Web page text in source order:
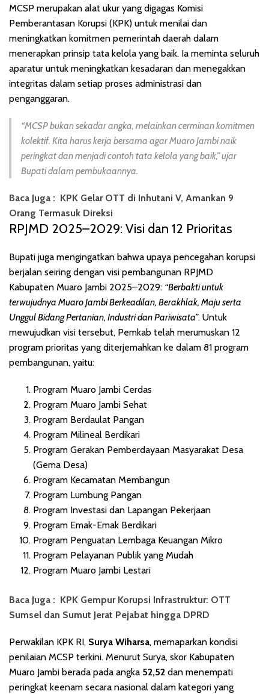
MCSP merupakan alat ukur yang digagas Komisi
Pemberantasan Korupsi (KPK) untuk menilai dan
meningkatkan komitmen pemerintah daerah dalam
menerapkan prinsip tata kelola yang baik. Ia meminta seluruh
aparatur untuk meningkatkan kesadaran dan menegakkan
integritas dalam setiap proses administrasi dan
penganggaran.
“MCSP bukan sekadar angka, melainkan cerminan komitmen
kolektif. Kita harus kerja bersama agar Muaro Jambi naik
peringkat dan menjadi contoh tata kelola yang baik,” ujar
Bupati dalam pembukaannya.
Baca Juga : KPK Gelar OTT di Inhutani V, Amankan 9
Orang Termasuk Direksi
RPJMD 2025–2029: Visi dan 12 Prioritas
Bupati juga mengingatkan bahwa upaya pencegahan korupsi
berjalan seiring dengan visi pembangunan RPJMD
Kabupaten Muaro Jambi 2025–2029: “Berbakti untuk
terwujudnya Muaro Jambi Berkeadilan, Berakhlak, Maju serta
Unggul Bidang Pertanian, Industri dan Pariwisata”. Untuk
mewujudkan visi tersebut, Pemkab telah merumuskan 12
program prioritas yang diterjemahkan ke dalam 81 program
pembangunan, yaitu:
Program Muaro Jambi Cerdas
Program Muaro Jambi Sehat
Program Berdaulat Pangan
Program Milineal Berdikari
Program Gerakan Pemberdayaan Masyarakat Desa
(Gema Desa)
Program Kecamatan Membangun
Program Lumbung Pangan
Program Investasi dan Lapangan Pekerjaan
Program Emak-Emak Berdikari
Program Penguatan Lembaga Keuangan Mikro
Program Pelayanan Publik yang Mudah
Program Muaro Jambi Lestari
Baca Juga : KPK Gempur Korupsi Infrastruktur: OTT
Sumsel dan Sumut Jerat Pejabat hingga DPRD
Perwakilan KPK RI, Surya Wiharsa, memaparkan kondisi
penilaian MCSP terkini. Menurut Surya, skor Kabupaten
Muaro Jambi berada pada angka 52,52 dan menempati
peringkat keenam secara nasional dalam kategori yang